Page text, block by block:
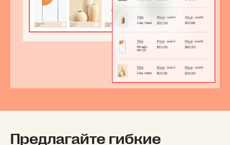
Предлагайте гибкие